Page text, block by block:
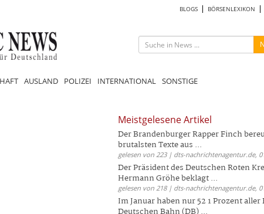
BLOGS BÖRSENLEXIKON
AUSLAND POLIZEI INTERNATIONAL SONSTIGE
Meistgelesene Artikel
Der Brandenburger Rapper Finch
brutalsten Texte aus ...
gelesen von 223 | dts-nachrichtenagentur.de,
Der Präsident des Deutschen Roten
Hermann Gröhe beklagt ...
gelesen von 218 | dts-nachrichtenagentur.de,
Im Januar haben nur 52 1 Prozent aller